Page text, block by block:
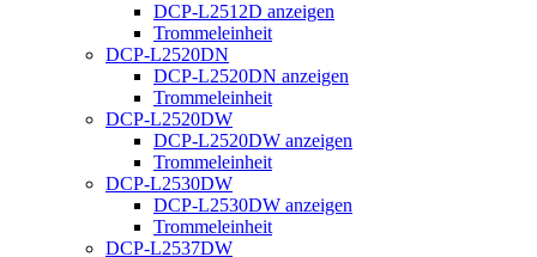
DCP-L2512D anzeigen
Trommeleinheit
DCP-L2520DN
DCP-L2520DN anzeigen
Trommeleinheit
DCP-L2520DW
DCP-L2520DW anzeigen
Trommeleinheit
DCP-L2530DW
DCP-L2530DW anzeigen
Trommeleinheit
DCP-L2537DW